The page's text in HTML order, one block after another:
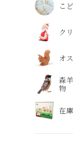
こ
ク
オ
森
物
在